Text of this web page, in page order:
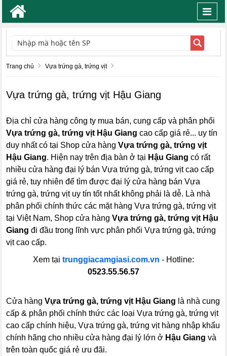
TÌM KIẾM
Trang chủ Vựa trứng gà, trứng vịt
Vựa trứng gà, trứng vịt Hậu Giang
Địa chỉ cửa hàng công ty mua bán, cung cấp và phân phối
Vựa trứng gà, trứng vịt Hậu Giang cao cấp giá rẻ... uy tín
duy nhất có tại Shop cửa hàngVựa trứng gà, trứng vịt
Hậu Giang. Hiện nay trên địa bàn ở tại Hậu Giang có rất
nhiều cửa hàng đại lý bán Vựa trứng gà, trứng vịt cao cấp
giá rẻ, tuy nhiên để tìm được đại lý cửa hàng bán Vựa
trứng gà, trứng vịt uy tín tốt nhất không phải là dễ. Là nhà
phân phối chính thức các mặt hàng Vựa trứng gà, trứng vịt
tại Việt Nam, Shop cửa hàngVựa trứng gà, trứng vịt Hậu
Giang đi đầu trong lĩnh vực phân phối Vựa trứng gà, trứng
vịt cao cấp.
Xem tại trunggiacamgiasi.com.vn - Hotline:
0523.55.56.57
Cửa hàngVựa trứng gà, trứng vịt Hậu Giang là nhà cung
cấp & phân phối chính thức các loại Vựa trứng gà, trứng vịt
cao cấp chính hiệu, Vựa trứng gà, trứng vịt hàng nhập khẩu
chính hãng cho nhiều cửa hàng đại lý lớn ở Hậu Giang và
trên toàn quốc giá rẻ ưu đãi.